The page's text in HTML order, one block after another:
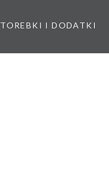
TOREBKI I DODATKI